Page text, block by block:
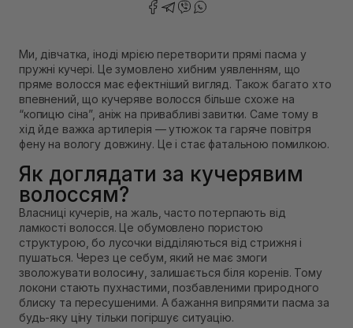
Ми, дівчатка, іноді мрією перетворити прямі пасма у
пружні кучері. Це зумовлено хибним уявленням, що
пряме волосся має ефектніший вигляд. Також багато хто
впевнений, що кучеряве волосся більше схоже на
“копицю сіна”, аніж на привабливі завитки. Саме тому в
хід йде важка артилерія — утюжок та гаряче повітря
фену на вологу довжину. Це і стає фатальною помилкою.
Як доглядати за кучерявим
волоссям?
Власниці кучерів, на жаль, часто потерпають від
ламкості волосся. Це обумовлено пористою
структурою, бо лусочки відділяються від стрижня і
пушаться. Через це себум, який не має змоги
зволожувати волосину, залишається біля коренів. Тому
локони стають пухнастими, позбавленими природного
блиску та пересушеними. А бажання випрямити пасма за
будь-яку ціну тільки погіршує ситуацію.